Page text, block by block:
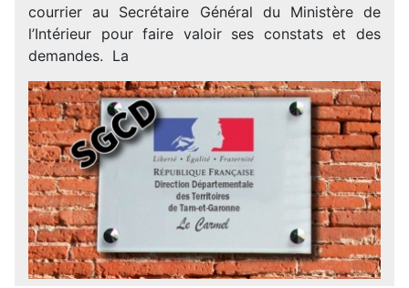
courrier au Secrétaire Général du Ministère de
l’Intérieur pour faire valoir ses constats et des
demandes. La